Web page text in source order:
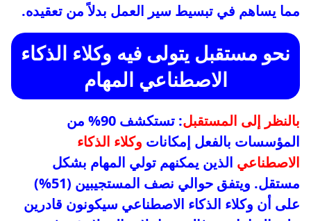
مما يساهم في تبسيط سير العمل بدلاً من تعقيده.
نحو مستقبل يتولى فيه وكلاء الذكاء
الاصطناعي المهام
بالنظر إلى المستقبل
: تستكشف 90% من
المؤسسات بالفعل إمكانات وكلاء الذكاء
الاصطناعي الذين يمكنهم تولي المهام بشكل
مستقل. ويتفق حوالي نصف المستجيبين (51%)
على أن وكلاء الذكاء الاصطناعي سيكونون قادرين